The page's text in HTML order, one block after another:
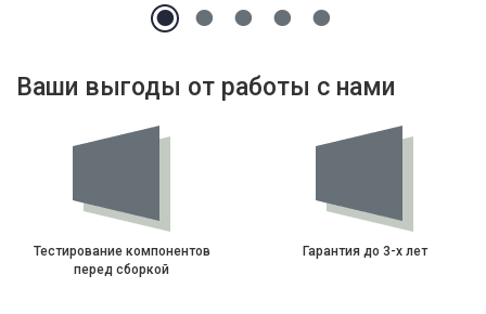
Ваши выгоды от работы с нами
Тестирование компонентов
перед сборкой
Гарантия до 3-х лет